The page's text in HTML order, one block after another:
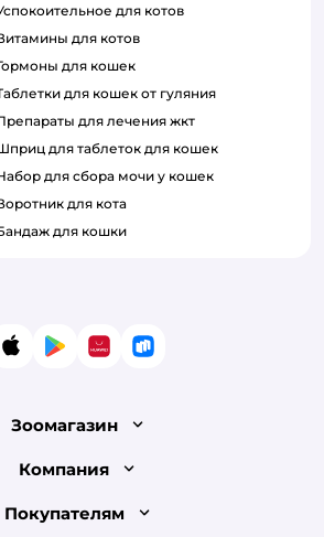
успокоительное для котов
витамины для котов
гормоны для кошек
таблетки для кошек от гуляния
препараты для лечения жкт
шприц для таблеток для кошек
набор для сбора мочи у кошек
воротник для кота
бандаж для кошки
App StoreGoogle Play
AppGallery
RuStore
Зоомагазин
Лицензия
Доставка и оплата
Компания
О компании
Покупателям